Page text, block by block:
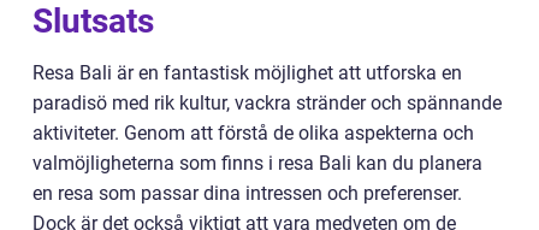
Slutsats
Resa Bali är en fantastisk möjlighet att utforska en
paradisö med rik kultur, vackra stränder och spännande
aktiviteter. Genom att förstå de olika aspekterna och
valmöjligheterna som finns i resa Bali kan du planera
en resa som passar dina intressen och preferenser.
Dock är det också viktigt att vara medveten om de